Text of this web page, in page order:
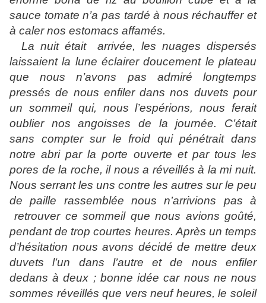
sauce tomate n’a pas tardé à nous réchauffer et
à caler nos estomacs affamés.
La nuit était
arrivée, les nuages dispersés
laissaient la lune éclairer doucement le plateau
que nous n’avons pas admiré longtemps
pressés de nous enfiler dans nos duvets pour
un sommeil qui, nous l’espérions, nous ferait
oublier nos angoisses de la journée. C’était
sans compter sur le froid qui pénétrait dans
notre abri par la porte ouverte et par tous les
pores de la roche, il nous a réveillés à la mi nuit.
Nous serrant les uns contre les autres sur le peu
de paille rassemblée nous n’arrivions pas à
retrouver ce sommeil que nous avions goûté,
pendant de trop courtes heures. Après un temps
d’hésitation nous avons décidé de mettre deux
duvets l’un dans l’autre et de nous enfiler
dedans à deux ; bonne idée car nous ne nous
sommes réveillés que vers neuf heures, le soleil